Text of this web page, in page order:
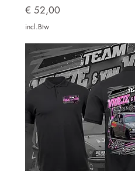
Prijs
€ 52,00
incl.Btw